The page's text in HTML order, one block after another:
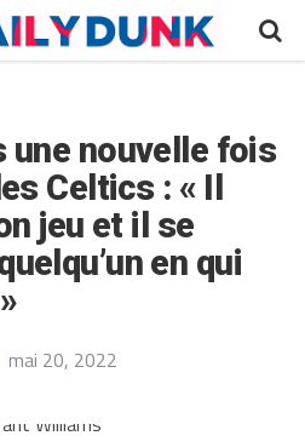
une nouvelle fois
Celtics : « Il
jeu et il se
en qui
mai 20, 2022